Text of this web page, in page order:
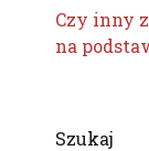
Czy inny
na
Szukaj